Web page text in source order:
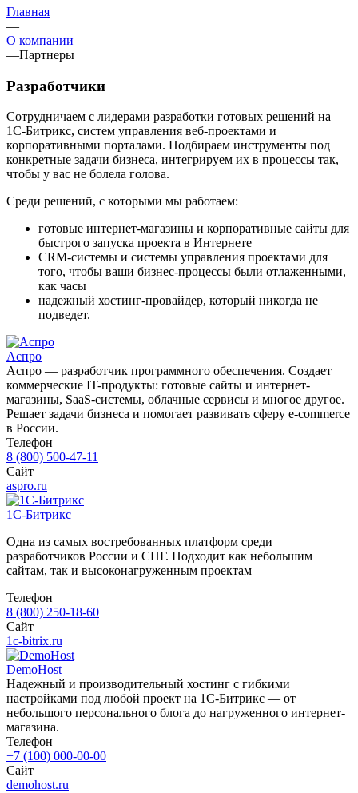
Главная
—
О компании
—Партнеры
Разработчики
Сотрудничаем с лидерами разработки готовых решений на
1С-Битрикс, систем управления веб-проектами и
корпоративными порталами. Подбираем инструменты под
конкретные задачи бизнеса, интегрируем их в процессы так,
чтобы у вас не болела голова.
Среди решений, с которыми мы работаем:
готовые интернет-магазины и корпоративные сайты для
быстрого запуска проекта в Интернете
CRM-системы и системы управления проектами для
того, чтобы ваши бизнес-процессы были отлаженными,
как часы
надежный хостинг-провайдер, который никогда не
подведет.
Аспро
Аспро — разработчик программного обеспечения. Создает
коммерческие IT-продукты: готовые сайты и интернет-
магазины, SaaS-системы, облачные сервисы и многое другое.
Решает задачи бизнеса и помогает развивать сферу e-commerce
в России.
Телефон
8 (800) 500-47-11
Сайт
aspro.ru
1C-Битрикс
Одна из самых востребованных платформ среди
разработчиков России и СНГ. Подходит как небольшим
сайтам, так и высоконагруженным проектам
Телефон
8 (800) 250-18-60
Сайт
1c-bitrix.ru
DemoHost
Надежный и производительный хостинг с гибкими
настройками под любой проект на 1С-Битрикс — от
небольшого персонального блога до нагруженного интернет-
магазина.
Телефон
+7 (100) 000-00-00
Сайт
demohost.ru